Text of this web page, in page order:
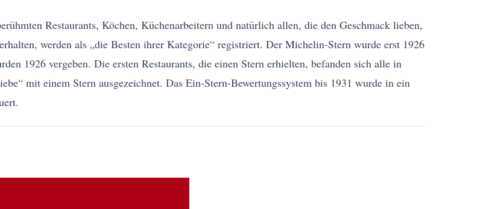
Restaurants, Köchen, Küchenarbeitern und natürlich allen, die den Geschmack lieben,
werden als „die Besten ihrer Kategorie“ registriert. Der Michelin-Stern wurde erst 1926
1926 vergeben. Die ersten Restaurants, die einen Stern erhielten, befanden sich alle in
mit einem Stern ausgezeichnet. Das Ein-Stern-Bewertungssystem bis 1931 wurde in ein